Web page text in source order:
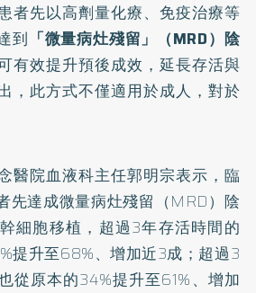
者先以高劑量化療、免疫治療等
到 「微量病灶殘留」（MRD）陰
有效提升預後成效，延長存活與
，此方式不僅適用於成人，對於
醫院血液科主任郭明宗表示，臨
先達成微量病灶殘留（MRD）陰
細胞移植，超過3年存活時間的
提升至68%、增加近3成；超過3
從原本的34%提升至61%、增加